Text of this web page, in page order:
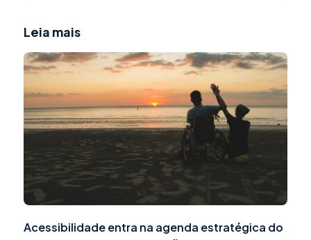
Leia mais
Acessibilidade entra na agenda estratégica do